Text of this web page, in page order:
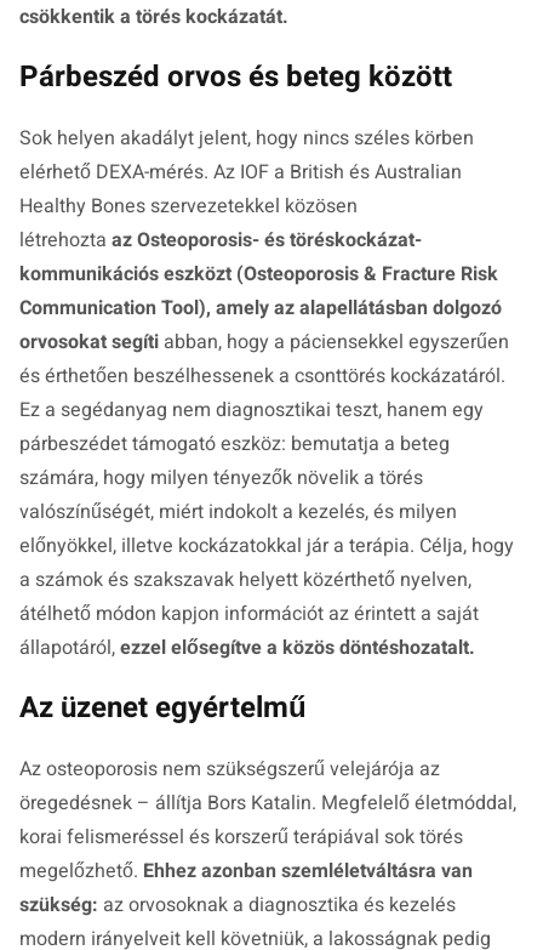
csökkentik a törés kockázatát.
Párbeszéd orvos és beteg között
Sok helyen akadályt jelent, hogy nincs széles körben
elérhető DEXA-mérés. Az IOF a British és Australian
Healthy Bones szervezetekkel közösen
létrehozta az Osteoporosis- és töréskockázat-
kommunikációs eszközt (Osteoporosis & Fracture Risk
Communication Tool), amely az alapellátásban dolgozó
orvosokat segíti abban, hogy a páciensekkel egyszerűen
és érthetően beszélhessenek a csonttörés kockázatáról.
Ez a segédanyag nem diagnosztikai teszt, hanem egy
párbeszédet támogató eszköz: bemutatja a beteg
számára, hogy milyen tényezők növelik a törés
valószínűségét, miért indokolt a kezelés, és milyen
előnyökkel, illetve kockázatokkal jár a terápia. Célja, hogy
a számok és szakszavak helyett közérthető nyelven,
átélhető módon kapjon információt az érintett a saját
állapotáról,ezzel elősegítve a közös döntéshozatalt.
Az üzenet egyértelmű
Az osteoporosis nem szükségszerű velejárója az
öregedésnek – állítja Bors Katalin. Megfelelő életmóddal,
korai felismeréssel és korszerű terápiával sok törés
megelőzhető. Ehhez azonban szemléletváltásra van
szükség: az orvosoknak a diagnosztika és kezelés
modern irányelveit kell követniük, a lakosságnak pedig